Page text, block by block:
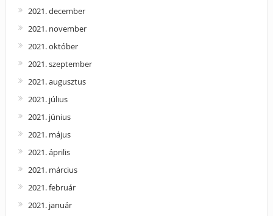
2021. december
2021. november
2021. október
2021. szeptember
2021. augusztus
2021. július
2021. június
2021. május
2021. április
2021. március
2021. február
2021. január